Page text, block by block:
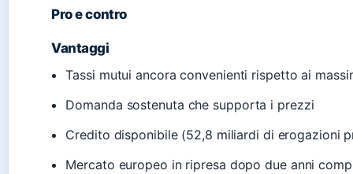
Pro e contro
Vantaggi
Tassi mutui ancora convenienti rispetto ai
Domanda sostenuta che supporta i prezzi
Credito disponibile (52,8 miliardi di erogazioni
Mercato europeo in ripresa dopo due anni